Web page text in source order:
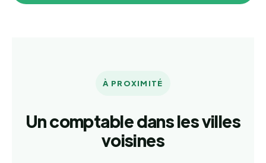
À PROXIMITÉ
Un comptable dans les villes
voisines